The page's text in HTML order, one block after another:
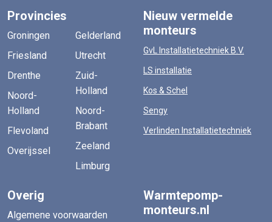
Provincies
Groningen
Friesland
Drenthe
Noord-
Holland
Flevoland
Overijssel
Gelderland
Utrecht
Zuid-
Holland
Noord-
Brabant
Zeeland
Limburg
Nieuw vermelde
monteurs
GvL Installatietechniek B.V.
LS installatie
Kos & Schel
Sengy
Verlinden Installatietechniek
Overig
Algemene voorwaarden
Warmtepomp-
monteurs.nl